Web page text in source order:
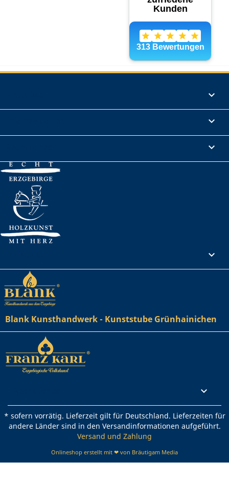




Blank Kunsthandwerk - Kunststube Grünhainichen

* sofern vorrätig. Lieferzeit gilt für Deutschland. Lieferzeiten für
andere Länder sind in den Versandinformationen aufgeführt.
Versand und Zahlung
Onlineshop erstellt mit ❤ von Bräutigam Media